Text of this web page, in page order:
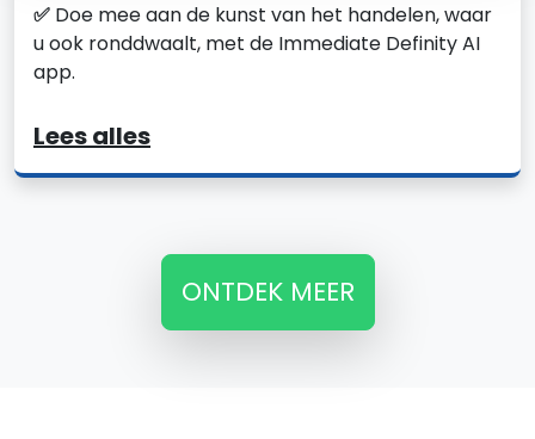
✅ Doe mee aan de kunst van het handelen, waar
u ook ronddwaalt, met de Immediate Definity AI
app.
Lees alles
ONTDEK MEER